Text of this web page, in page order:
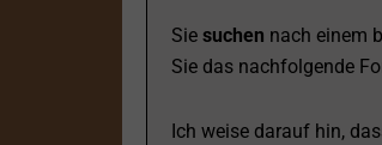
Sie suchen nach einem
Sie das nachfolgende
Ich weise darauf hin,